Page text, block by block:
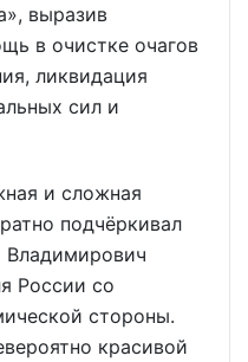
выразив
в очистке очагов
ликвидация
сил и
и сложная
подчёркивал
Владимирович
России со
стороны.
красивой